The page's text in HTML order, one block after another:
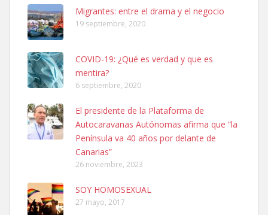
Leales.org » Gran Canaria
Ninfa perdida
El día 5 se los perdió una ninfa papillera, asustada tiene miedo a la
calle, se perdió por la zon...
Leales.org » Gran Canaria
6.7.2025
Migrantes: entre el drama y el negocio
19 septiembre, 2020
COVID-19: ¿Qué es verdad y que es
mentira?
6 septiembre, 2020
El presidente de la Plataforma de
Autocaravanas Autónomas afirma que “la
Península va 40 años por delante de
Canarias”
26 noviembre, 2023
SOY HOMOSEXUAL
27 mayo, 2017